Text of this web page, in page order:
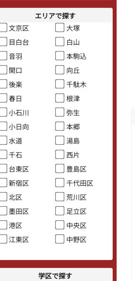
エリアで探す
文京区
大塚
目白台
白山
音羽
本駒込
関口
向丘
後楽
千駄木
春日
根津
小石川
弥生
小日向
本郷
水道
湯島
千石
西片
台東区
豊島区
新宿区
千代田区
北区
荒川区
墨田区
足立区
港区
中央区
江東区
中野区
学区で探す